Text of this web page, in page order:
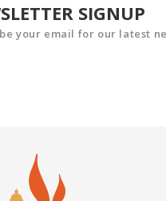
SIGNUP
your email for our latest